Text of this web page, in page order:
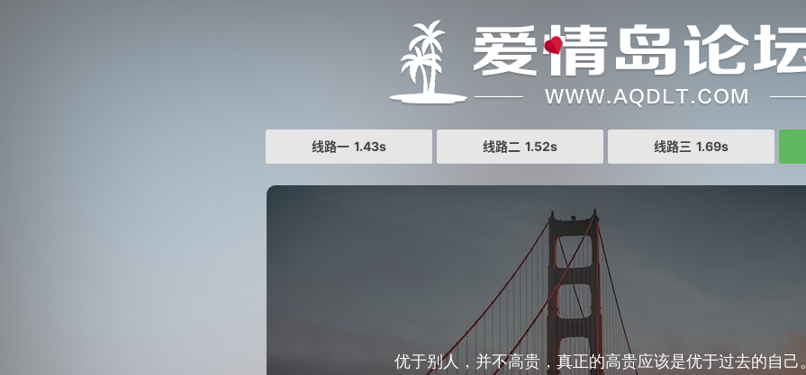
线路一 1.43s 线路二 1.52s 线路三 1.69s
优于别人，并不高贵，真正的高贵应该是优于过去的自己。